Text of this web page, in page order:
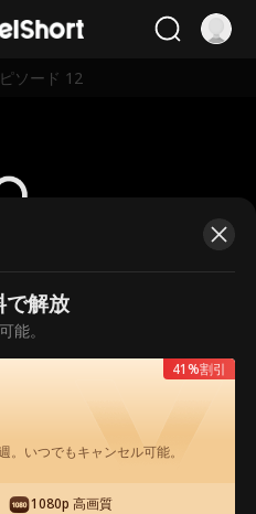
ソード 12
ソードです。視
放が必要です。
で解放
能。
いつでもキャンセル可能。
1080p 高画質
41%割引